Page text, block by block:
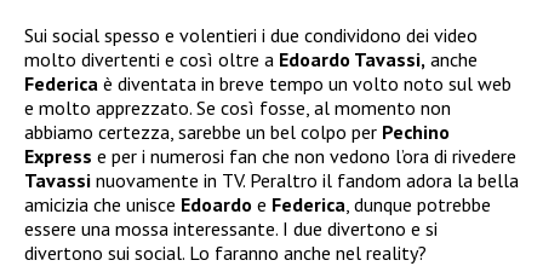
Sui social spesso e volentieri i due condividono dei video
molto divertenti e così oltre a Edoardo Tavassi, anche
Federica è diventata in breve tempo un volto noto sul web
e molto apprezzato. Se così fosse, al momento non
abbiamo certezza, sarebbe un bel colpo per Pechino
Express e per i numerosi fan che non vedono l’ora di rivedere
Tavassi nuovamente in TV. Peraltro il fandom adora la bella
amicizia che unisce Edoardo e Federica , dunque potrebbe
essere una mossa interessante. I due divertono e si
divertono sui social. Lo faranno anche nel reality?